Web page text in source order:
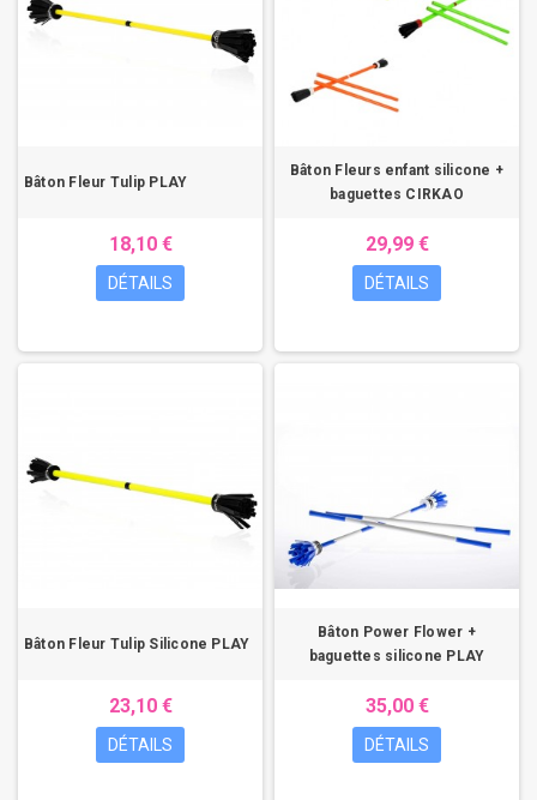
Bâton Fleur Tulip PLAY
18,10 €
DÉTAILS
Bâton Fleurs enfant silicone +
baguettes CIRKAO
29,99 €
DÉTAILS
Bâton Fleur Tulip Silicone PLAY
23,10 €
DÉTAILS
Bâton Power Flower +
baguettes silicone PLAY
35,00 €
DÉTAILS